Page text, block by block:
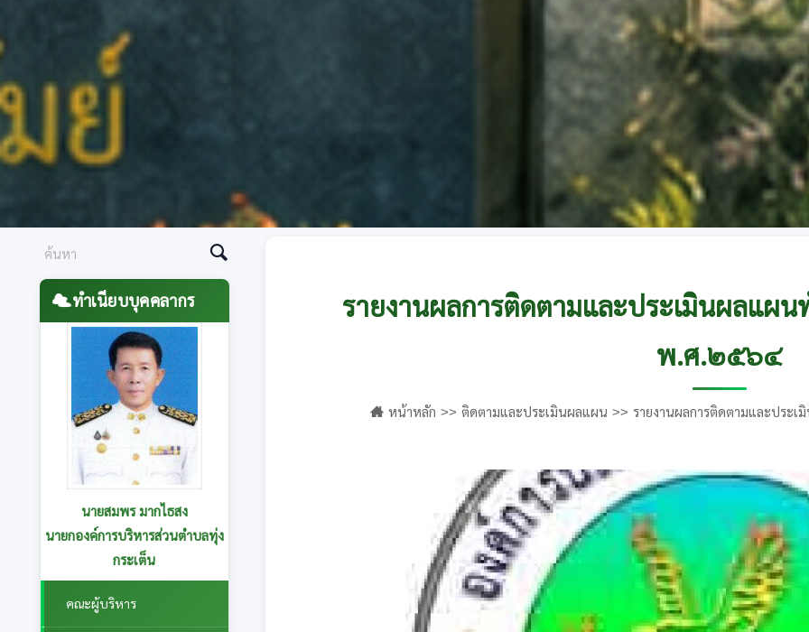
รายงานผลการติดตามและประเมินผลแผ
พ.ศ.๒๕๖๔
หน้าหลัก ติดตามและประเมินผลแผน รายงานผลการติดตามและปร
ทำเนียบบุคคลากร
นายสุนทร อาษานอก
รองนายกองค์การบริหารส่วนตำบล
ทุ่งกระเต็น รับผิดชอบกองการ
ศึกษาฯและกองส่งเสริมการเกษตร
คณะผู้บริหาร